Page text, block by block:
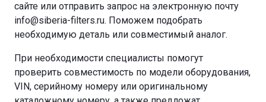
сайте или отправить запрос на электронную почту
info@siberia-filters.ru. Поможем подобрать
необходимую деталь или совместимый аналог.
При необходимости специалисты помогут
проверить совместимость по модели оборудования,
VIN, серийному номеру или оригинальному